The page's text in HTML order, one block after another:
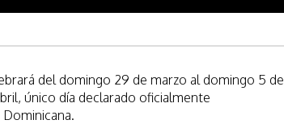
del domingo 29 de marzo al domingo 5 de
único día declarado oficialmente